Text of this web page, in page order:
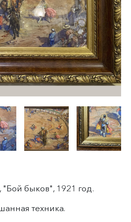
быков", 1921 год.
техника.